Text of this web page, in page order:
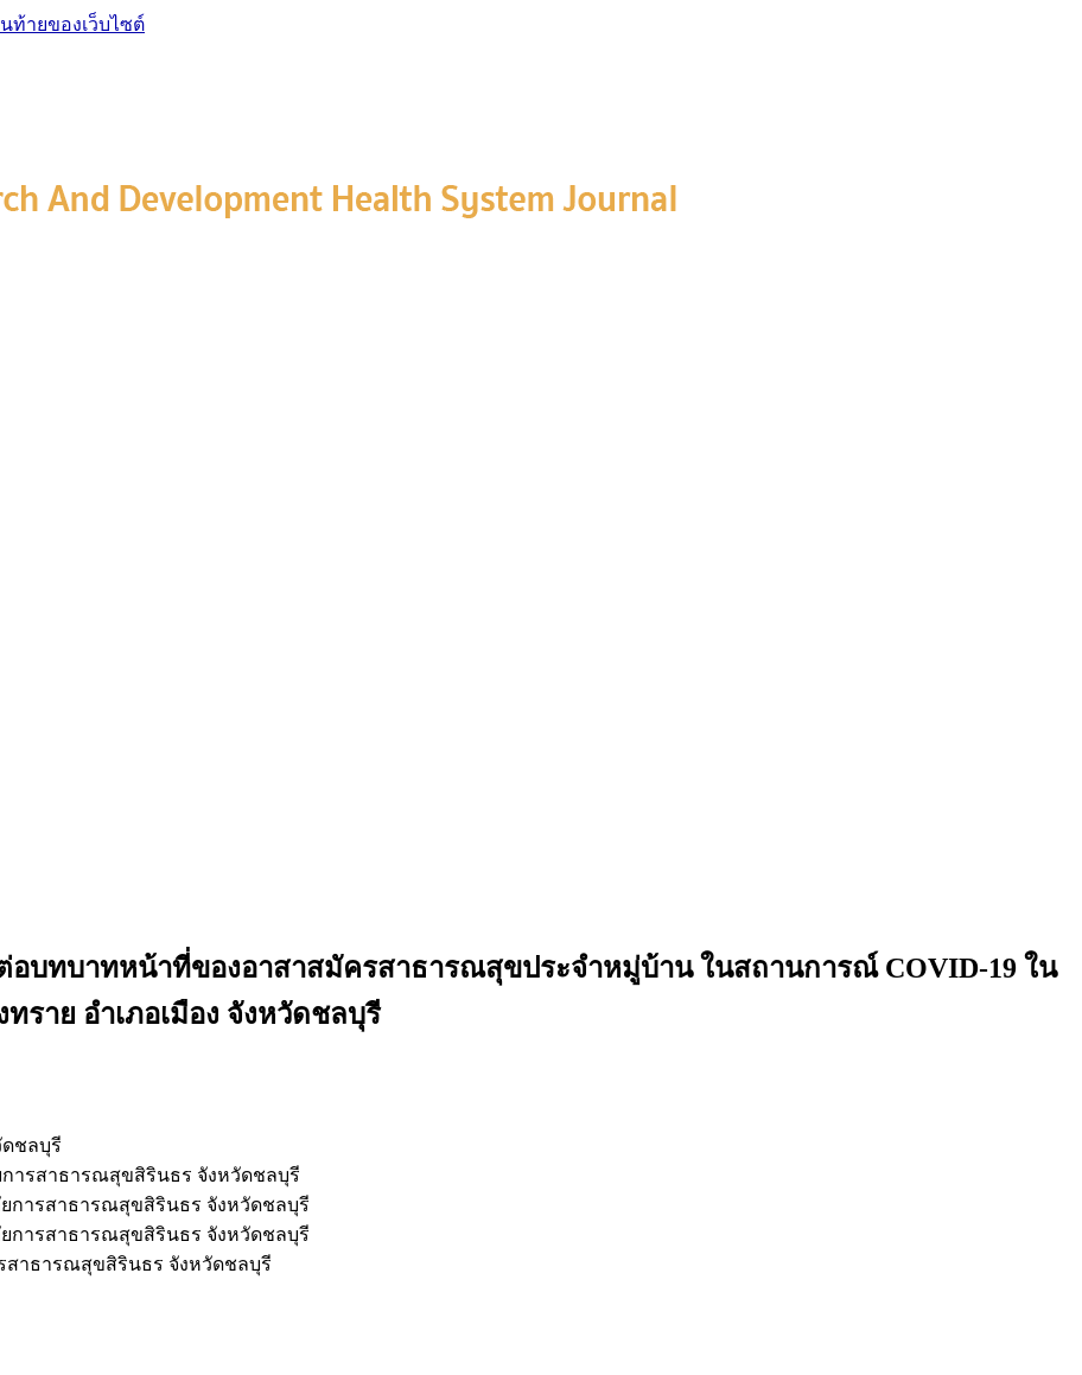
ท้ายของเว็บไซต์
อบทบาทหน้าที่ของอาสาสมัครสาธารณสุขประจำหมู่บ้าน ในสถานการณ์ COVID-19 ใน
ราย อำเภอเมือง จังหวัดชลบุรี
ชลบุรี
รสาธารณสุขสิรินธร จังหวัดชลบุรี
ารสาธารณสุขสิรินธร จังหวัดชลบุรี
ารสาธารณสุขสิรินธร จังหวัดชลบุรี
าธารณสุขสิรินธร จังหวัดชลบุรี